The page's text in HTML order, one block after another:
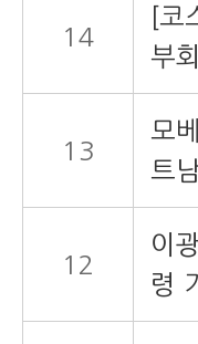
14
[코
부
13
모
트
12
이
령